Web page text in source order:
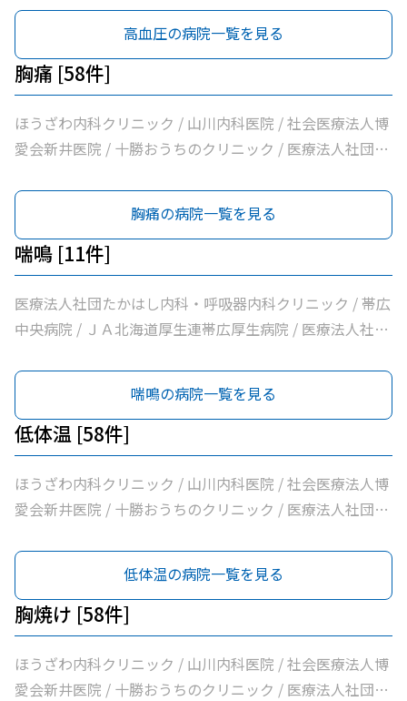
海道医療団ながい内科医院 / あいた内科循環器クリニック
/ いとう内科クリニック / 横手内科クリニック / とかち消
化器内視鏡クリニック / 社会医療法人博愛会開西病院 / 公
益財団法人北海道医療団帯広西病院 / 医療法人社団緑葉会
グリーン皮膚科クリニック / 独立行政法人国立病院機構帯
広病院 / 帯広記念病院 / 医療法人社団大正クリニック
団林内科クリニック / ＪＡ北海道厚生連帯広厚生病院 / 医
療法人新緑通りはやし内科 / あがた内科循環器クリニック
/ 内科・循環器ハートサウンズもりクリニック / サンタさ
んこどもクリニック / 須藤内科クリニック / 医療法人社団
イワタクリニック / 社会医療法人刀圭会協立病院 / 十勝勤
医協白樺医院 / 十勝ヘルスケアクリニック / おおた内科循
科呼吸器科 / いちやなぎ内科消化器科 / 医療法人社団進藤
医院 / 社会福祉法人北海道社会事業協会帯広病院 / 十勝い
たみのクリニックくびかた・こし・ひざ痛診療所 / 本庄内
科クリニック / 帯広東内科循環器科クリニック / クリニッ
クむすかり / 社会医療法人北斗北斗病院 / 社会福祉法人真
宗協会帯広光南病院 / 医療法人社団ぶどうの会いのちの木
帯広南の森クリニック / おがわ循環器内科クリニック / 医
療法人社団満岡内科循環器クリニック / ２０条小児科内科
クリニック / 医療法人社団博仁会大江病院 / 公益財団法人
北海道医療団ながい内科医院 / あいた内科循環器クリニッ
ク / いとう内科クリニック / 横手内科クリニック / とかち
消化器内視鏡クリニック / 社会医療法人博愛会開西病院 /
病院機構帯広病院 / 帯広記念病院 / 医療法人社団大正クリ
科・呼吸器内科クリニック / こしや糖尿病・内科クリニッ
ク / 萩原医院 / 公益財団法人北海道医療団帯広第一病院 /
ともだ内科消化器クリニック / 医療法人社団隆仁会おく内
科消化器クリニック / 西村内科クリニック / 医療法人社団
自由が丘横山内科クリニック / 帯広中央病院 / みせき内科
消化器クリニック / 十勝勤医協帯広病院 / さかい総合内科
団林内科クリニック / ＪＡ北海道厚生連帯広厚生病院 / 医
療法人新緑通りはやし内科 / あがた内科循環器クリニック
/ 内科・循環器ハートサウンズもりクリニック / サンタさ
んこどもクリニック / 須藤内科クリニック / 医療法人社団
イワタクリニック / 社会医療法人刀圭会協立病院 / 十勝勤
医協白樺医院 / 十勝ヘルスケアクリニック / おおた内科循
科呼吸器科 / いちやなぎ内科消化器科 / 医療法人社団進藤
医院 / 社会福祉法人北海道社会事業協会帯広病院 / 十勝い
たみのクリニックくびかた・こし・ひざ痛診療所 / 本庄内
科クリニック / 帯広東内科循環器科クリニック / クリニッ
クむすかり / 社会医療法人北斗北斗病院 / 社会福祉法人真
宗協会帯広光南病院 / 医療法人社団ぶどうの会いのちの木
帯広南の森クリニック / おがわ循環器内科クリニック / 医
療法人社団満岡内科循環器クリニック / ２０条小児科内科
クリニック / 医療法人社団博仁会大江病院 / 公益財団法人
北海道医療団ながい内科医院 / あいた内科循環器クリニッ
ク / いとう内科クリニック / 横手内科クリニック / とかち
消化器内視鏡クリニック / 社会医療法人博愛会開西病院 /
高血圧の病院一覧を見る
胸痛 [58件]
ほうざわ内科クリニック / 山川内科医院 / 社会医療法人博
愛会新井医院 / 十勝おうちのクリニック / 医療法人社団さ
科・呼吸器内科クリニック / こしや糖尿病・内科クリニッ
ク / 萩原医院 / 公益財団法人北海道医療団帯広第一病院 /
ともだ内科消化器クリニック / 医療法人社団隆仁会おく内
科消化器クリニック / 西村内科クリニック / 医療法人社団
自由が丘横山内科クリニック / 帯広中央病院 / みせき内科
消化器クリニック / 十勝勤医協帯広病院 / さかい総合内科
団林内科クリニック / ＪＡ北海道厚生連帯広厚生病院 / 医
療法人新緑通りはやし内科 / あがた内科循環器クリニック
/ 内科・循環器ハートサウンズもりクリニック / サンタさ
んこどもクリニック / 須藤内科クリニック / 医療法人社団
イワタクリニック / 社会医療法人刀圭会協立病院 / 十勝勤
医協白樺医院 / 十勝ヘルスケアクリニック / おおた内科循
科呼吸器科 / いちやなぎ内科消化器科 / 医療法人社団進藤
医院 / 社会福祉法人北海道社会事業協会帯広病院 / 十勝い
たみのクリニックくびかた・こし・ひざ痛診療所 / 本庄内
科クリニック / 帯広東内科循環器科クリニック / クリニッ
クむすかり / 社会医療法人北斗北斗病院 / 社会福祉法人真
宗協会帯広光南病院 / 医療法人社団ぶどうの会いのちの木
胸痛の病院一覧を見る
喘鳴 [11件]
医療法人社団たかはし内科・呼吸器内科クリニック / 帯広
中央病院 / ＪＡ北海道厚生連帯広厚生病院 / 医療法人社団
科呼吸器科 / 社会福祉法人北海道社会事業協会帯広病院 /
社会医療法人北斗北斗病院 / 医療法人社団ぶどうの会いの
ちの木クリニック / 医療法人社団帯広南の森クリニック /
独立行政法人国立病院機構帯広病院
喘鳴の病院一覧を見る
低体温 [58件]
ほうざわ内科クリニック / 山川内科医院 / 社会医療法人博
愛会新井医院 / 十勝おうちのクリニック / 医療法人社団さ
科・呼吸器内科クリニック / こしや糖尿病・内科クリニッ
ク / 萩原医院 / 公益財団法人北海道医療団帯広第一病院 /
ともだ内科消化器クリニック / 医療法人社団隆仁会おく内
科消化器クリニック / 西村内科クリニック / 医療法人社団
自由が丘横山内科クリニック / 帯広中央病院 / みせき内科
消化器クリニック / 十勝勤医協帯広病院 / さかい総合内科
低体温の病院一覧を見る
胸焼け [58件]
ほうざわ内科クリニック / 山川内科医院 / 社会医療法人博
愛会新井医院 / 十勝おうちのクリニック / 医療法人社団さ